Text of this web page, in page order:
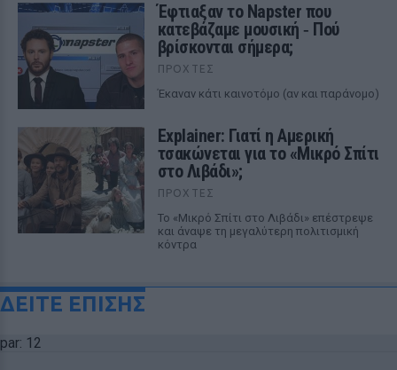
Έφτιαξαν το Napster που
κατεβάζαμε μουσική ‑ Πού
βρίσκονται σήμερα;
ΠΡΟΧΤΈΣ
Έκαναν κάτι καινοτόμο (αν και παράνομο)
Explainer: Γιατί η Αμερική
τσακώνεται για το «Μικρό Σπίτι
στο Λιβάδι»;
ΠΡΟΧΤΈΣ
Το «Μικρό Σπίτι στο Λιβάδι» επέστρεψε
και άναψε τη μεγαλύτερη πολιτισμική
κόντρα
ΔΕΙΤΕ ΕΠΙΣΗΣ
par: 12